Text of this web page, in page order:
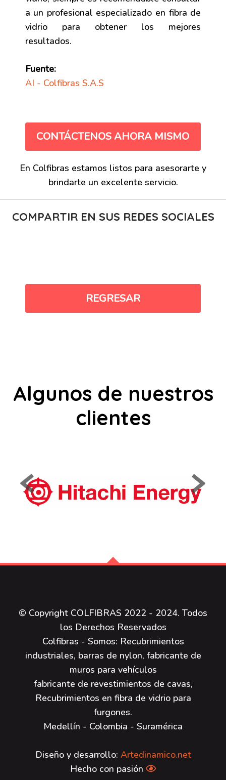
a un profesional especializado en fibra de
vidrio para obtener los mejores
resultados.
Fuente:
AI - Colfibras S.A.S
CONTÁCTENOS AHORA MISMO
En Colfibras estamos listos para asesorarte y
brindarte un excelente servicio.
COMPARTIR EN SUS REDES SOCIALES
REGRESAR
Algunos de nuestros
clientes
© Copyright COLFIBRAS 2022 - 2024. Todos
los Derechos Reservados
Colfibras - Somos: Recubrimientos
industriales, barras de nylon, fabricante de
muros para vehículos
fabricante de revestimientos de cavas,
Recubrimientos en fibra de vidrio para
furgones.
Medellín - Colombia - Suramérica
Diseño y desarrollo: Artedinamico.net
Hecho con pasión